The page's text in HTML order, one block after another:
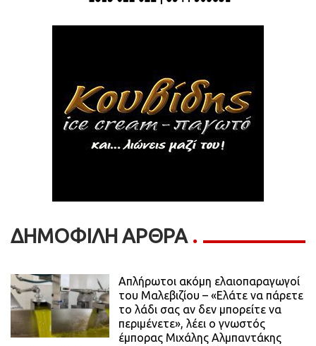
ΔΗΜΟΦΙΛΗ ΑΡΘΡΑ
Απλήρωτοι ακόμη ελαιοπαραγωγοί
του Μαλεβιζίου – «Ελάτε να πάρετε
το λάδι σας αν δεν μπορείτε να
περιμένετε», λέει ο γνωστός
έμπορας Μιχάλης Αλμπαντάκης